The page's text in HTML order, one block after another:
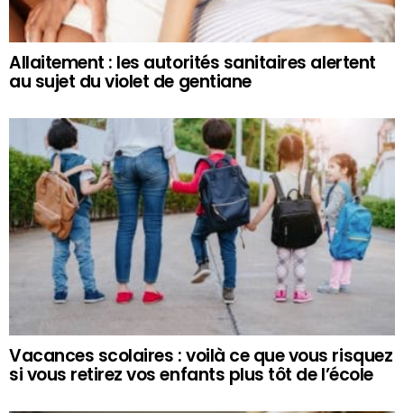
Allaitement : les autorités sanitaires alertent
au sujet du violet de gentiane
Vacances scolaires : voilà ce que vous risquez
si vous retirez vos enfants plus tôt de l’école